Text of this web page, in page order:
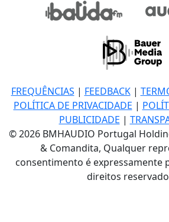
FREQUÊNCIAS | FEEDBACK|
POLÍTICA DE PRIVACIDADE |
PUBLICIDADE |
© 2026 BMHAUDIO Portugal
& Comandita, Qualquer
consentimento é expressamente
direitos